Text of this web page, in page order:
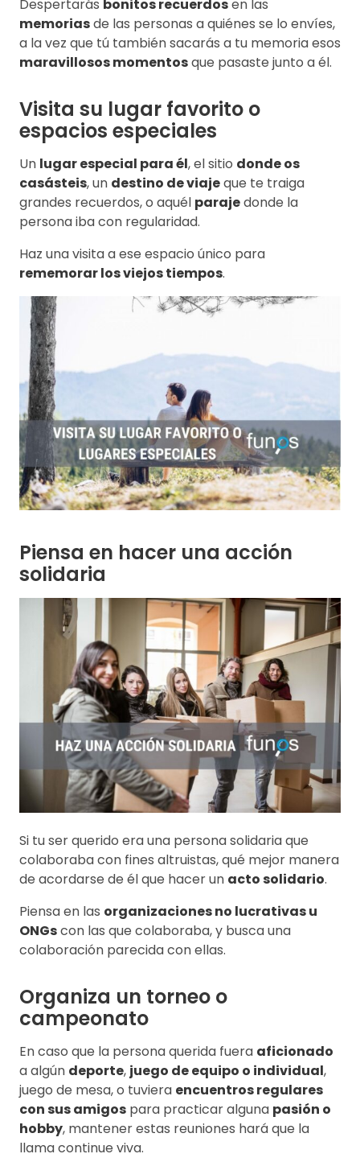
Despertarás bonitos recuerdosen las
memoriasde las personas a quiénes se lo envíes,
a la vez que tú también sacarás a tu memoria esos
maravillosos momentosque pasaste junto a él.
Visita su lugar favorito o
espacios especiales
Un lugar especial para él, el sitio donde os
casásteis, un destino de viajeque te traiga
grandes recuerdos, o aquél parajedonde la
persona iba con regularidad.
Haz una visita a ese espacio único para
rememorar los viejos tiempos.
Piensa en hacer una acción
solidaria
Si tu ser querido era una persona solidaria que
colaboraba con fines altruistas, qué mejor manera
de acordarse de él que hacer un acto solidario.
Piensa en las organizaciones no lucrativas u
ONGscon las que colaboraba, y busca una
colaboración parecida con ellas.
Organiza un torneo o
campeonato
En caso que la persona querida fuera aficionado
a algún deporte, juego de equipo o individual,
juego de mesa, o tuviera encuentros regulares
con sus amigos para practicar alguna pasión o
hobby, mantener estas reuniones hará que la
llama continue viva.